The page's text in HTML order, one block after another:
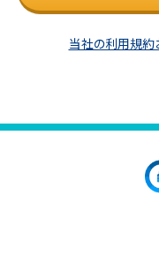
当社の利用規約